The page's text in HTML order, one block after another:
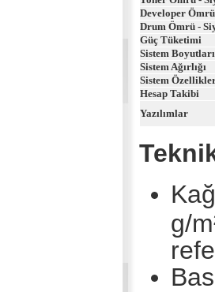
Developer
Drum Ömrü -
Güç Tüketimi
Sistem
Sistem Ağırlığı
Sistem
Hesap Takibi
Yazılımlar
g/